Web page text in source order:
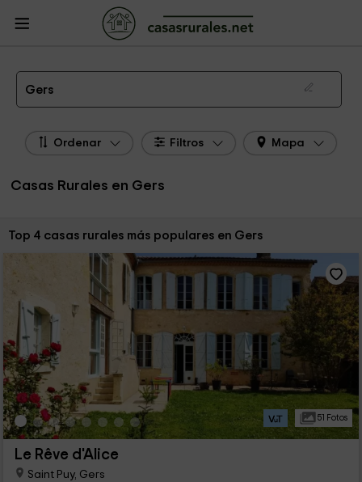
Casas Rurales Francia
Casas Rurales Gers
Las 4 mejores casas rurales en Gers de 2026
Gers
Ordenar Filtros Mapa
Casas Rurales en Gers
Ordenar por:
Top 4 casas rurales más populares en Gers
51 Fotos
Le Rêve d'Alice
Saint Puy, Gers